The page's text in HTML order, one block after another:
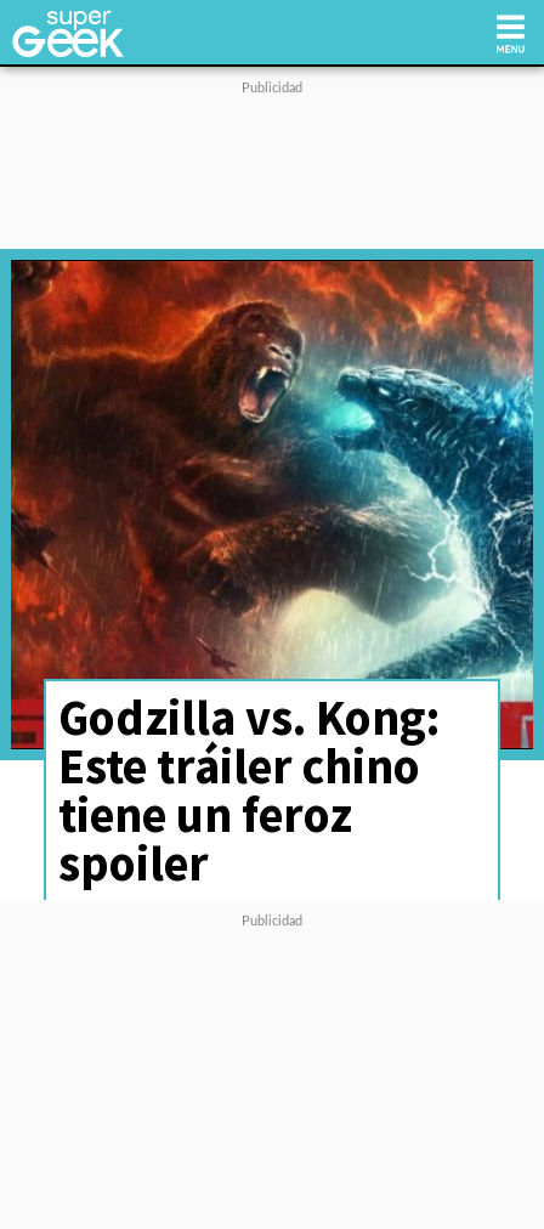
Tecnología
Videojuegos
Reviews
Cultura Pop
Síguenos:
Godzilla vs. Kong:
Este tráiler chino
tiene un feroz
spoiler